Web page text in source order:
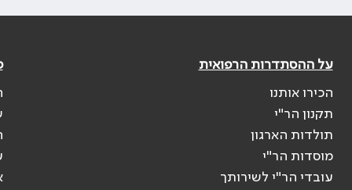
על ההסתדרות הרפואית
הכירו אותנו
תקנון הר"י
תולדות הארגון
מוסדות הר"י
עובדי הר"י לשירותך